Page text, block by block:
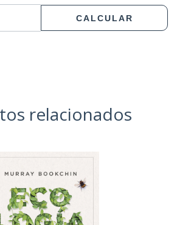
CALCULAR
relacionados